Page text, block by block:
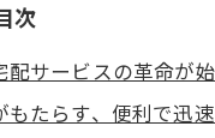
次
サービスの革命が
たらす、便利で迅